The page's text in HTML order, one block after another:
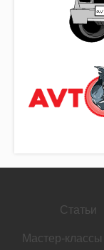
Статьи
Мастер-классы